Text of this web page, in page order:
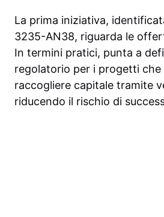
La prima iniziativa,
3235-AN38, riguarda le
In termini pratici, punta a
regolatorio per i progetti
raccogliere capitale tramite
riducendo il rischio di